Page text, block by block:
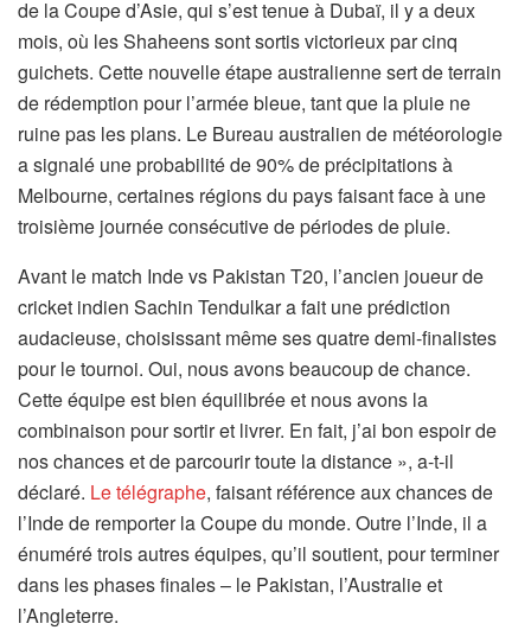
de la Coupe d’Asie, qui s’est tenue à Dubaï, il y a deux
mois, où les Shaheens sont sortis victorieux par cinq
guichets. Cette nouvelle étape australienne sert de terrain
de rédemption pour l’armée bleue, tant que la pluie ne
ruine pas les plans. Le Bureau australien de météorologie
a signalé une probabilité de 90% de précipitations à
Melbourne, certaines régions du pays faisant face à une
troisième journée consécutive de périodes de pluie.
Avant le match Inde vs Pakistan T20, l’ancien joueur de
cricket indien Sachin Tendulkar a fait une prédiction
audacieuse, choisissant même ses quatre demi-finalistes
pour le tournoi. Oui, nous avons beaucoup de chance.
Cette équipe est bien équilibrée et nous avons la
combinaison pour sortir et livrer. En fait, j’ai bon espoir de
nos chances et de parcourir toute la distance », a-t-il
déclaré. Le télégraphe, faisant référence aux chances de
l’Inde de remporter la Coupe du monde. Outre l’Inde, il a
énuméré trois autres équipes, qu’il soutient, pour terminer
dans les phases finales – le Pakistan, l’Australie et
l’Angleterre.